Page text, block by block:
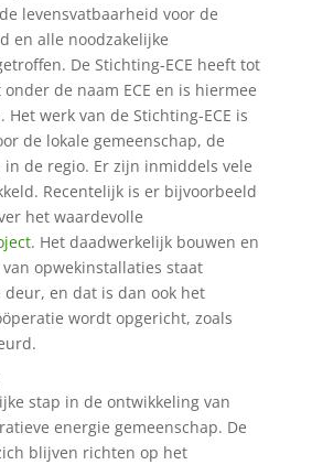
levensvatbaarheid voor de
en alle noodzakelijke
De Stichting-ECE heeft tot
de naam ECE en is hiermee
Het werk van de Stichting-ECE is
de lokale gemeenschap, de
in de regio. Er zijn inmiddels vele
Recentelijk is er bijvoorbeeld
het waardevolle
. Het daadwerkelijk bouwen en
opwekinstallaties staat
en dat is dan ook het
wordt opgericht, zoals
stap in de ontwikkeling van
energie gemeenschap. De
blijven richten op het